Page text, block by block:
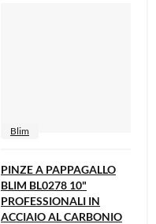
Blim
PINZE A PAPPAGALLO
BLIM BL0278 10"
PROFESSIONALI IN
ACCIAIO AL CARBONIO